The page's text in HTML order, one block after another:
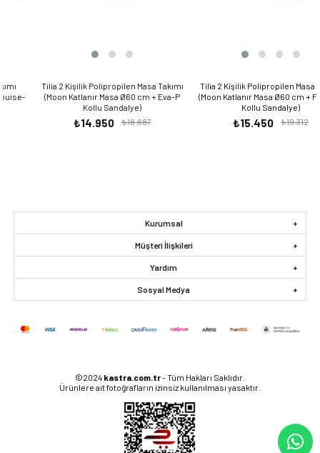
Tilia 2 Kişilik Polipropilen Masa Takımı
(Moon Katlanır Masa Ø60 cm + Eva-P
Kollu Sandalye)
₺14.950 ₺18.687
Tilia 2 Kişilik Polipropilen Masa Takımı
(Moon Katlanır Masa Ø60 cm + Flash-N
Kollu Sandalye)
₺15.450 ₺19.312
Kurumsal
Müşteri İlişkileri
Yardım
Sosyal Medya
©2024 kastra.com.tr- Tüm Hakları Saklıdır.
Ürünlere ait fotoğrafların izinsiz kullanılması yasaktır.